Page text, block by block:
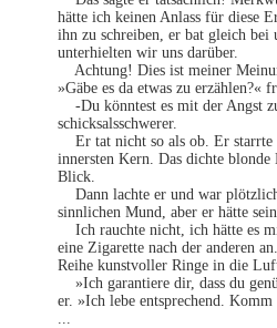
hätte ich keinen Anlass für diese
ihn zu schreiben, er bat gleich bei
unterhielten wir uns darüber.
Achtung! Dies ist meiner
»Gäbe es da etwas zu erzählen?«
-Du könntest es mit der Angst
schicksalsschwerer.
Er tat nicht so als ob. Er starrte
innersten Kern. Das dichte
Blick.
Dann lachte er und war
sinnlichen Mund, aber er hätte
Ich rauchte nicht, ich hätte es
eine Zigarette nach der anderen
Reihe kunstvoller Ringe in die
»Ich garantiere dir, dass du
er. »Ich lebe entsprechend.
...